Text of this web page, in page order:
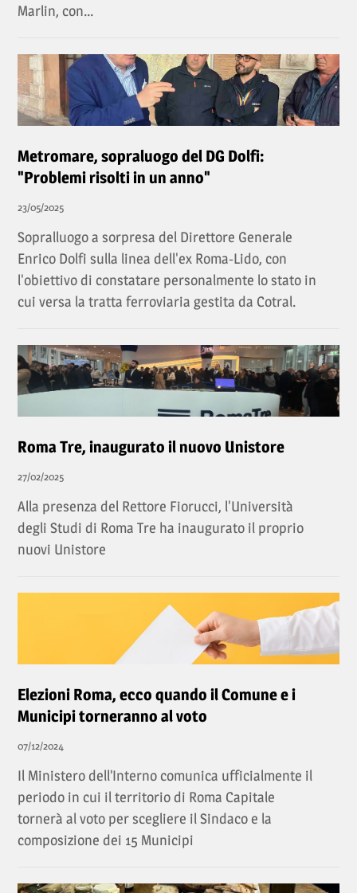
Marlin, con...
Metromare, sopraluogo del DG Dolfi:
"Problemi risolti in un anno"
23/05/2025
Sopralluogo a sorpresa del Direttore Generale
Enrico Dolfi sulla linea dell'ex Roma-Lido, con
l'obiettivo di constatare personalmente lo stato in
cui versa la tratta ferroviaria gestita da Cotral.
Roma Tre, inaugurato il nuovo Unistore
27/02/2025
Alla presenza del Rettore Fiorucci, l'Università
degli Studi di Roma Tre ha inaugurato il proprio
nuovi Unistore
Elezioni Roma, ecco quando il Comune e i
Municipi torneranno al voto
07/12/2024
Il Ministero dell’Interno comunica ufficialmente il
periodo in cui il territorio di Roma Capitale
tornerà al voto per scegliere il Sindaco e la
composizione dei 15 Municipi